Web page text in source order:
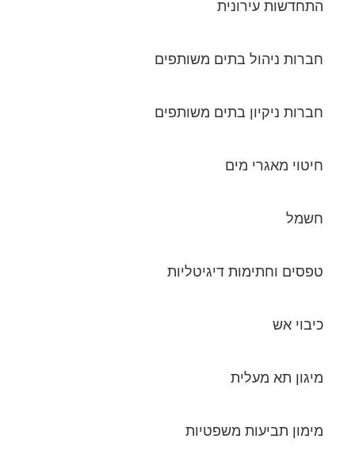
התחדשות עירונית
חברות ניהול בתים משותפים
חברות ניקיון בתים משותפים
חיטוי מאגרי מים
חשמל
טפסים וחתימות דיגיטליות
כיבוי אש
מיגון תא מעלית
מימון תביעות משפטיות